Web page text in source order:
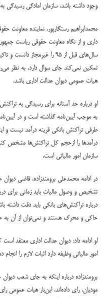
وجود داشته باشد، سازمان امادگی رسیدگی به
محمدابراهیم رستگارپور، نماینده معاونت
داری و از نگاه معاونت حقوقی ریاست
سال‌های قبل از ۹۵ را غیرمجاز
تمکین نمی‌کند جای سوال دارد. به نظر
هیات عمومی دیوان عدالت اداری باشد.
او درباره حد آستانه برای رسیدگی به
طرفی تراکنش بانکی قرینه درآمد نیست و
درآمدها را ازحجم کل تراکنش‌ها مشخص
سازمان امور مالیاتی است.
در ادامه محمدعلی برومندزاده، قاضی
تشخیص و وصول مالیات باید زمانی برای
درباره تراکنش‌های بانکی باید دقت
حاکی و محرک هستند و نمی‌توان از آن به
او ادامه داد: دیوان عدالت اداری معتقد
امور مالیاتی وظیفه دارد اثبات لازم را
برومندزاده درباره اینکه به جای شعب
مودیان، رای داده‌اند، این‌بار هیات